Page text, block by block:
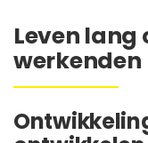
Leven
werkenden